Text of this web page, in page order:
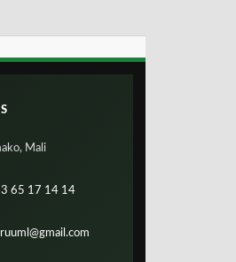
Mali
65 17 14 14